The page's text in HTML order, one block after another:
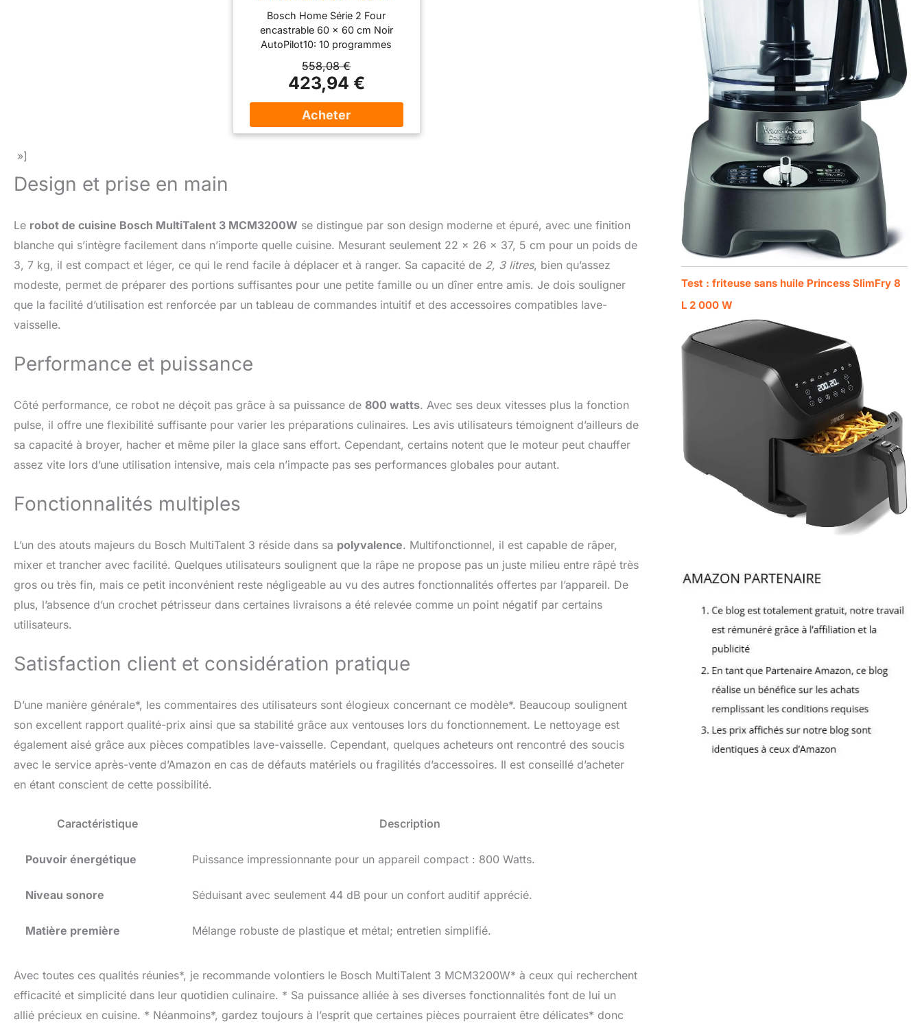
Noir HBA571BB4
Bosch Home Série 2 Four
encastrable 60 x 60 cm Noir
AutoPilot10: 10 programmes
de cuisson parfaits. Commande
tactile LED: accès simple aux
fonctions supplémentaires grâce
aux touches tactiles. Hotair 3D:
une répartition homogène de la
d'efficacité énergétique A+:
l'amélioration de la construction
du four permet d'économiser de
l'énergie. Informations produit Où
peut-on installer cet appareil ?
Fond de caisson, installation
Non applicable Couleur et finition
touch control Nombre de modes
de cuisson 5 Modes de cuisson
Gril grande surface, Chaleur
tournante douce, Chaleur
tournante, Convection naturelle,
intégré Pyrolyse + Hydrolyse Rails
télescopiques Accessoires
utile de la cavité 71 l Classe
d'efficacité énergétique A+
558,08 €
423,94 €
»]
Design et prise en main
Le robot de cuisine Bosch MultiTalent 3 MCM3200W se distingue par son design moderne et épuré, avec une finition
blanche qui s’intègre facilement dans n’importe quelle cuisine. Mesurant seulement 22 x 26 x 37, 5 cm pour un poids de
3, 7 kg, il est compact et léger, ce qui le rend facile à déplacer et à ranger. Sa capacité de 2, 3 litres, bien qu’assez
modeste, permet de préparer des portions suffisantes pour une petite famille ou un dîner entre amis. Je dois souligner
que la facilité d’utilisation est renforcée par un tableau de commandes intuitif et des accessoires compatibles lave-
vaisselle.
Performance et puissance
Côté performance, ce robot ne déçoit pas grâce à sa puissance de 800 watts. Avec ses deux vitesses plus la fonction
pulse, il offre une flexibilité suffisante pour varier les préparations culinaires. Les avis utilisateurs témoignent d’ailleurs de
sa capacité à broyer, hacher et même piler la glace sans effort. Cependant, certains notent que le moteur peut chauffer
assez vite lors d’une utilisation intensive, mais cela n’impacte pas ses performances globales pour autant.
Fonctionnalités multiples
L’un des atouts majeurs du Bosch MultiTalent 3 réside dans sa polyvalence. Multifonctionnel, il est capable de râper,
mixer et trancher avec facilité. Quelques utilisateurs soulignent que la râpe ne propose pas un juste milieu entre râpé très
gros ou très fin, mais ce petit inconvénient reste négligeable au vu des autres fonctionnalités offertes par l’appareil. De
plus, l’absence d’un crochet pétrisseur dans certaines livraisons a été relevée comme un point négatif par certains
utilisateurs.
Satisfaction client et considération pratique
D’une manière générale*, les commentaires des utilisateurs sont élogieux concernant ce modèle*. Beaucoup soulignent
son excellent rapport qualité-prix ainsi que sa stabilité grâce aux ventouses lors du fonctionnement. Le nettoyage est
également aisé grâce aux pièces compatibles lave-vaisselle. Cependant, quelques acheteurs ont rencontré des soucis
avec le service après-vente d’Amazon en cas de défauts matériels ou fragilités d’accessoires. Il est conseillé d’acheter
en étant conscient de cette possibilité.
Caractéristique Description
Pouvoir énergétique Puissance impressionnante pour un appareil compact : 800 Watts.
Niveau sonore Séduisant avec seulement 44 dB pour un confort auditif apprécié.
Matière première Mélange robuste de plastique et métal; entretien simplifié.
Avec toutes ces qualités réunies*, je recommande volontiers le Bosch MultiTalent 3 MCM3200W* à ceux qui recherchent
efficacité et simplicité dans leur quotidien culinaire. * Sa puissance alliée à ses diverses fonctionnalités font de lui un
allié précieux en cuisine. * Néanmoins*, gardez toujours à l’esprit que certaines pièces pourraient être délicates* donc
Test : friteuse sans huile Princess SlimFry 8
L 2 000 W